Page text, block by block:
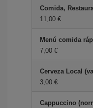
Comida,
11,00 €
Menú comida
7,00 €
Cerveza Local
3,00 €
Cappuccino